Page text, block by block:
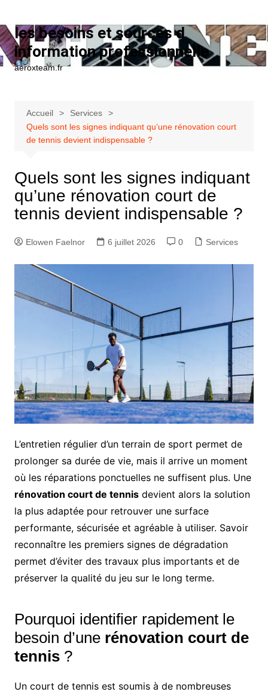
les besoins et sources d
information professionnelle
aeroxteam.fr
Accueil
Services
Quels sont les signes indiquant qu’une rénovation court
de tennis devient indispensable ?
Quels sont les signes indiquant
qu’une rénovation court de
tennis devient indispensable ?
Elowen Faelnor 6 juillet 2026 0 Services
L’entretien régulier d’un terrain de sport permet de
prolonger sa durée de vie, mais il arrive un moment
où les réparations ponctuelles ne suffisent plus. Une
rénovation court de tennisdevient alors la solution
la plus adaptée pour retrouver une surface
performante, sécurisée et agréable à utiliser. Savoir
reconnaître les premiers signes de dégradation
permet d’éviter des travaux plus importants et de
préserver la qualité du jeu sur le long terme.
Pourquoi identifier rapidement le
besoin d’une rénovation court de
tennis?
Un court de tennis est soumis à de nombreuses